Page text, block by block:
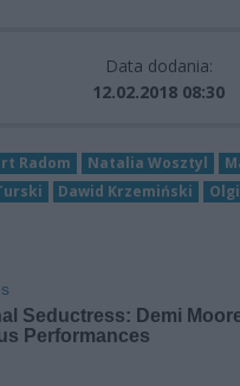
Data dodania:
12.02.2018 08:30
Radom Natalia Wosztyl
Dawid Krzemiński